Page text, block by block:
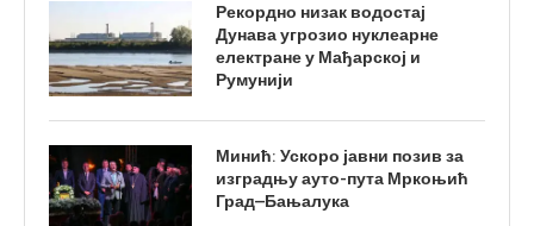
Рекордно низак водостај
Дунава угрозио нуклеарне
електране у Мађарској и
Румунији
Минић: Ускоро јавни позив за
изградњу ауто-пута Мркоњић
Град–Бањалука